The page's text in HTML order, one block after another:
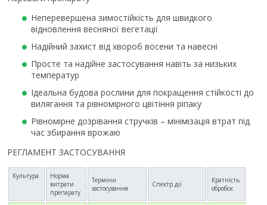
Неперевершена зимостійкість для швидкого
відновлення весняної вегетації
Надійний захист від хвороб восени та навесні
Просте та надійне застосування навіть за низьких
температур
Ідеальна будова рослини для покращення стійкості до
вилягання та рівномірного цвітіння ріпаку
Рівномірне дозрівання стручків – мінімізація втрат під
час збирання врожаю
РЕГЛАМЕНТ ЗАСТОСУВАННЯ
Культура
Норма
витрати
препарату
Терміни
застосування
Спектр дії
Кратність
обробок